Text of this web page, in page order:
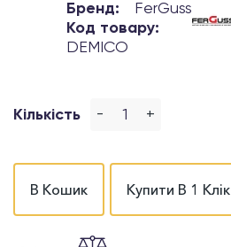
Бренд:
FerGuss
Код товару:
DEMICO
Кількість - +
В Кошик Купити В 1 Клік